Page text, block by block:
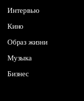
Интервью
Кино
Образ жизни
Музыка
Бизнес